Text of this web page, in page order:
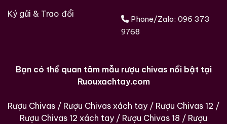
Ký gửi & Trao đổi
Phone/Zalo: 096 373
9768
Bạn có thể quan tâm mẫu rượu chivas nổi bật tại
Ruouxachtay.com
Rượu Chivas / Rượu Chivas xách tay / Rượu Chivas 12 /
Rượu Chivas 12 xách tay / Rượu Chivas 18 / Rượu